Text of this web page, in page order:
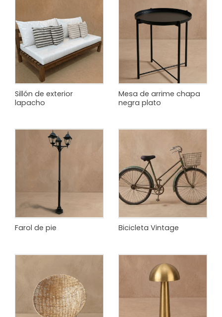
Sillón de exterior
lapacho
Mesa de arrime chapa
negra plato
Farol de pie Bicicleta Vintage